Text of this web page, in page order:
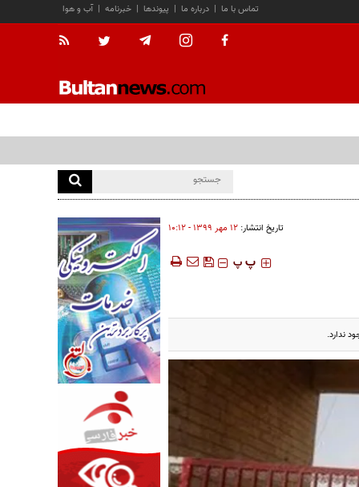
آب و هوا | خبرنامه | پیوندها | درباره ما | تماس با ما
تاریخ انتشار: ۱۲ مهر ۱۳۹۹ - ۱۰:۱۲
‍‍‍ پ پ
ندارد.